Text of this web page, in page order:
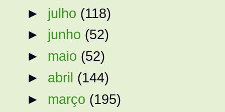
► julho (118)
► junho (52)
► maio (52)
► abril (144)
► março (195)